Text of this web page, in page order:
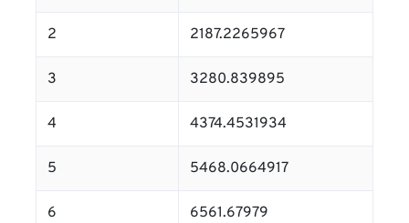
2 2187.2265967
3 3280.839895
4 4374.4531934
5 5468.0664917
6 6561.67979